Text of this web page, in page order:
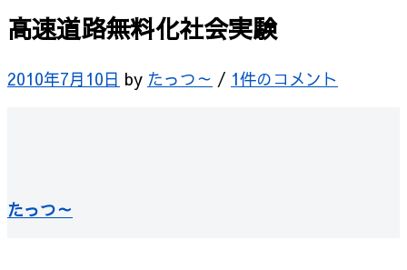
高速道路無料化社会実験
2010年7月10日 by たっつ～ / 1件のコメント
たっつ～